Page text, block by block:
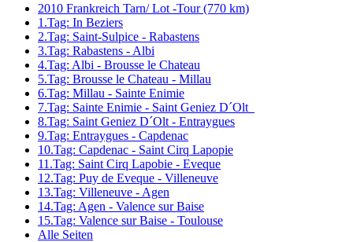
2010 Frankreich Tarn/ Lot -Tour (770 km)
1.Tag: In Beziers
2.Tag: Saint-Sulpice - Rabastens
3.Tag: Rabastens - Albi
4.Tag: Albi - Brousse le Chateau
5.Tag: Brousse le Chateau - Millau
6.Tag: Millau - Sainte Enimie
7.Tag: Sainte Enimie - Saint Geniez D´Olt
8.Tag: Saint Geniez D´Olt - Entraygues
9.Tag: Entraygues - Capdenac
10.Tag: Capdenac - Saint Cirq Lapopie
11.Tag: Saint Cirq Lapobie - Eveque
12.Tag: Puy de Eveque - Villeneuve
13.Tag: Villeneuve - Agen
14.Tag: Agen - Valence sur Baise
15.Tag: Valence sur Baise - Toulouse
Alle Seiten